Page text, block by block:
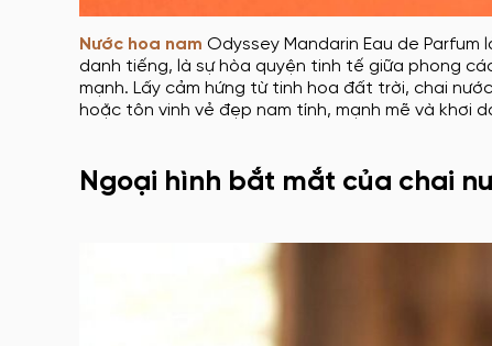
Nước hoa nam Odyssey Mandarin Eau de
danh tiếng, là sự hòa quyện tinh tế giữa phong
mạnh. Lấy cảm hứng từ tinh hoa đất trời, chai
hoặc tôn vinh vẻ đẹp nam tính, mạnh mẽ và khơi
Ngoại hình bắt mắt của chai